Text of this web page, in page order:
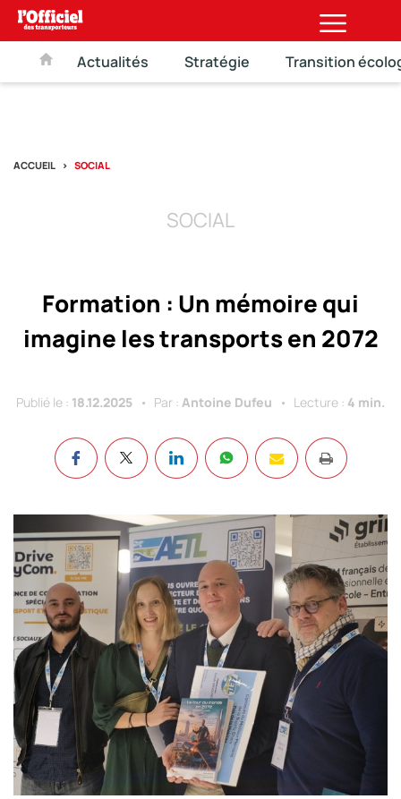
Actualités Stratégie Transition
ACCUEIL SOCIAL
SOCIAL
Formation : Un mémoire qui
imagine les transports en 2072
Publié le : 18.12.2025 Par : Antoine Dufeu Lecture : 4 min.